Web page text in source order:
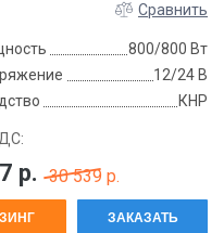
Сравнить
800/800 Вт
12/24 В
КНР
р. 30 539 р.
ЗАКАЗАТЬ